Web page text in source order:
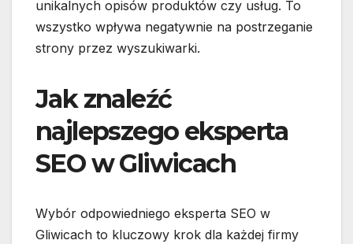
unikalnych opisów produktów czy usług. To
wszystko wpływa negatywnie na postrzeganie
strony przez wyszukiwarki.
Jak znaleźć
najlepszego eksperta
SEO w Gliwicach
Wybór odpowiedniego eksperta SEO w
Gliwicach to kluczowy krok dla każdej firmy